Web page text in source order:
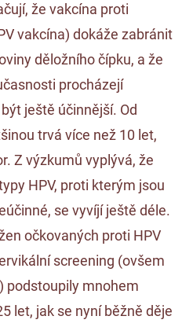
že vakcína proti
vakcína) dokáže zabránit
děložního čípku, a že
procházejí
ještě účinnější. Od
trvá více než 10 let,
Z výzkumů vyplývá, že
HPV, proti kterým jsou
se vyvíjí ještě déle.
očkovaných proti HPV
screening (ovšem
podstoupily mnohem
let, jak se nyní běžně děje